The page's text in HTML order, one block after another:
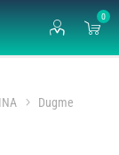
0
Dugme